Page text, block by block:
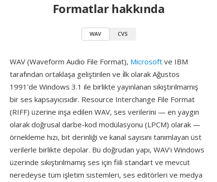
Formatlar hakkında
WAV CVS
WAV (Waveform Audio File Format), Microsoft ve IBM
tarafından ortaklaşa geliştirilen ve i̇lk olarak Ağustos
1991'de Windows 3.1 ile birlikte yayınlanan sıkıştırılmamış
bir ses kapsayıcısıdır. Resource Interchange File Format
(RIFF) üzerine inşa edilen WAV, ses verilerini — en yaygın
olarak doğrusal darbe-kod modülasyonu (LPCM) olarak —
örnekleme hızı, bit derinliği ve kanal sayısını tanımlayan üst
verilerle birlikte depolar. Bu doğrudan yapı, WAV'ı Windows
üzerinde sıkıştırılmamış ses için fiili standart ve mevcut
neredeyse tüm işletim sistemleri, ses editörleri ve medya